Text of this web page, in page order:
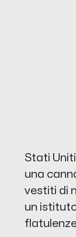
Stati
una
vestiti di
un